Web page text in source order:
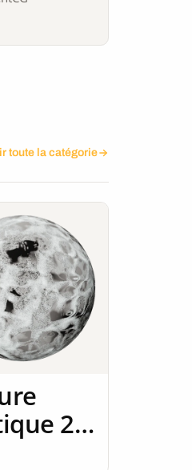
toute la catégorie
2K